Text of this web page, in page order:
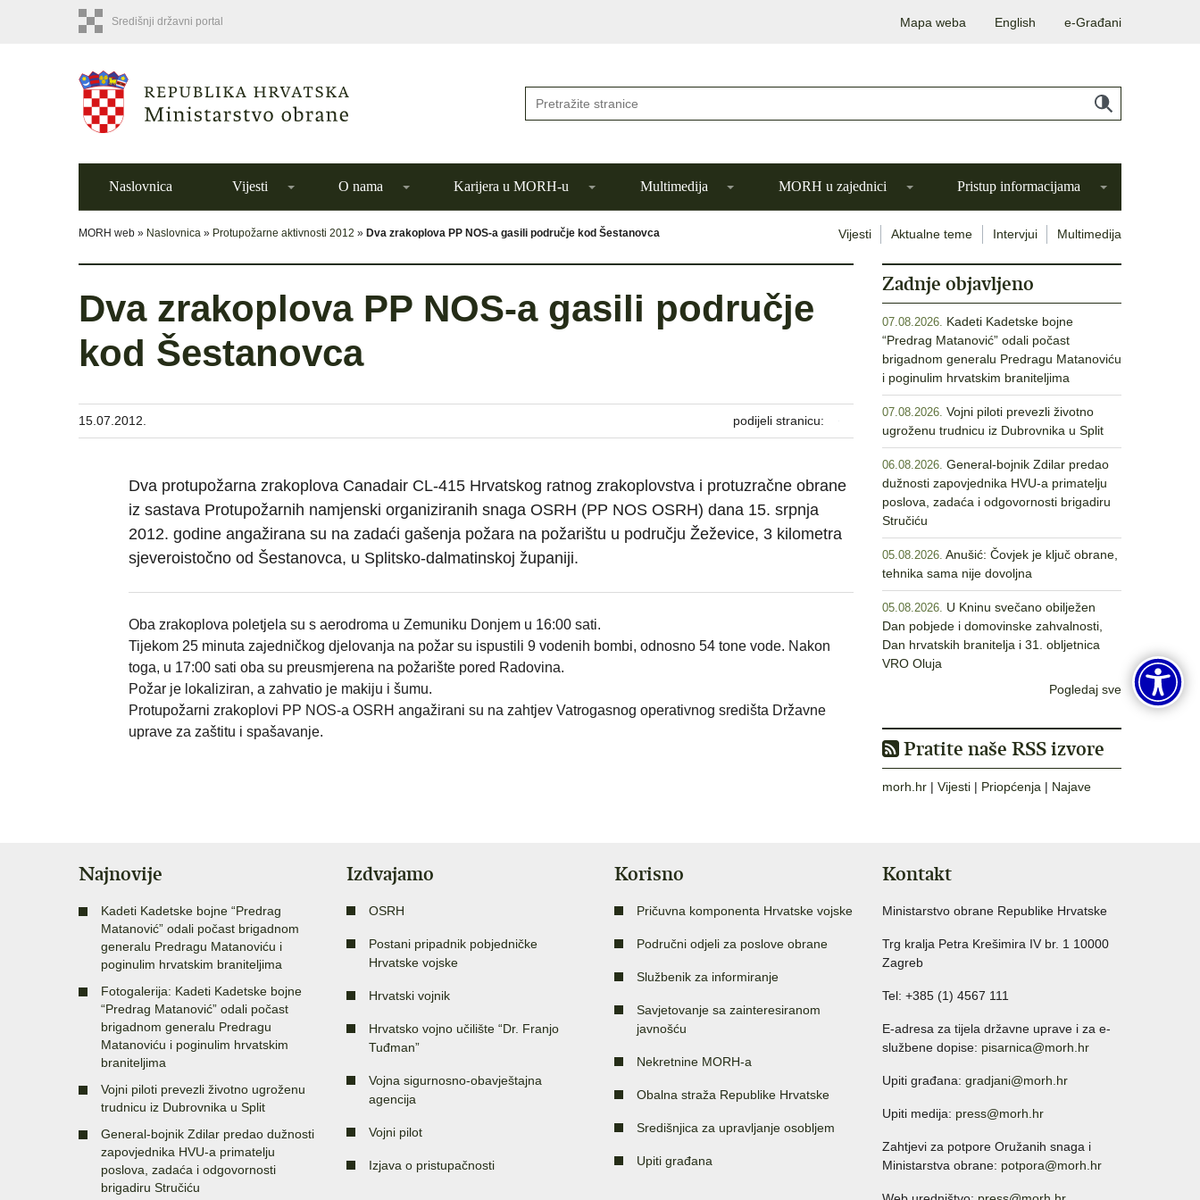
Središnji državni portal Mapa weba English e-Građani
Naslovnica Vijesti O nama Karijera u MORH-u Multimedija MORH u zajednici Pristup informacijama
MORH web » Naslovnica » Protupožarne aktivnosti 2012 » Dva zrakoplova PP NOS-a gasili područje kod Šestanovca Vijesti Aktualne teme Intervjui Multimedija
Dva zrakoplova PP NOS-a gasili područje
kod Šestanovca
15.07.2012. podijeli stranicu:
Dva protupožarna zrakoplova Canadair CL-415 Hrvatskog ratnog zrakoplovstva i protuzračne obrane
iz sastava Protupožarnih namjenski organiziranih snaga OSRH (PP NOS OSRH) dana 15. srpnja
2012. godine angažirana su na zadaći gašenja požara na požarištu u području Žeževice, 3 kilometra
sjeveroistočno od Šestanovca, u Splitsko-dalmatinskoj županiji.
Oba zrakoplova poletjela su s aerodroma u Zemuniku Donjem u 16:00 sati.
Tijekom 25 minuta zajedničkog djelovanja na požar su ispustili 9 vodenih bombi, odnosno 54 tone vode. Nakon
toga, u 17:00 sati oba su preusmjerena na požarište pored Radovina.
Požar je lokaliziran, a zahvatio je makiju i šumu.
Protupožarni zrakoplovi PP NOS-a OSRH angažirani su na zahtjev Vatrogasnog operativnog središta Državne
uprave za zaštitu i spašavanje.
Zadnje objavljeno
07.08.2026. Kadeti Kadetske bojne
“Predrag Matanović” odali počast
brigadnom generalu Predragu Matanoviću
i poginulim hrvatskim braniteljima
07.08.2026. Vojni piloti prevezli životno
ugroženu trudnicu iz Dubrovnika u Split
06.08.2026. General-bojnik Zdilar predao
dužnosti zapovjednika HVU-a primatelju
poslova, zadaća i odgovornosti brigadiru
Stručiću
05.08.2026. Anušić: Čovjek je ključ obrane,
tehnika sama nije dovoljna
05.08.2026. U Kninu svečano obilježen
Dan pobjede i domovinske zahvalnosti,
Dan hrvatskih branitelja i 31. obljetnica
VRO Oluja
Pogledaj sve
Pratite naše RSS izvore
morh.hr | Vijesti | Priopćenja | Najave
Najnovije
Kadeti Kadetske bojne “Predrag
Matanović” odali počast brigadnom
generalu Predragu Matanoviću i
poginulim hrvatskim braniteljima
Fotogalerija: Kadeti Kadetske bojne
“Predrag Matanović” odali počast
brigadnom generalu Predragu
Matanoviću i poginulim hrvatskim
braniteljima
Vojni piloti prevezli životno ugroženu
trudnicu iz Dubrovnika u Split
General-bojnik Zdilar predao dužnosti
zapovjednika HVU-a primatelju
poslova, zadaća i odgovornosti
brigadiru Stručiću
Izdvajamo
OSRH
Postani pripadnik pobjedničke
Hrvatske vojske
Hrvatski vojnik
Hrvatsko vojno učilište “Dr. Franjo
Tuđman”
Vojna sigurnosno-obavještajna
agencija
Vojni pilot
Izjava o pristupačnosti
Korisno
Pričuvna komponenta Hrvatske vojske
Područni odjeli za poslove obrane
Službenik za informiranje
Savjetovanje sa zainteresiranom
javnošću
Nekretnine MORH-a
Obalna straža Republike Hrvatske
Središnjica za upravljanje osobljem
Upiti građana
Kontakt
Ministarstvo obrane Republike Hrvatske
Trg kralja Petra Krešimira IV br. 1 10000
Zagreb
Tel: +385 (1) 4567 111
E-adresa za tijela državne uprave i za e-
službene dopise: pisarnica@morh.hr
Upiti građana: gradjani@morh.hr
Upiti medija: press@morh.hr
Zahtjevi za potpore Oružanih snaga i
Ministarstva obrane: potpora@morh.hr